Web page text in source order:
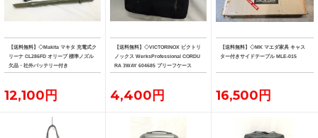
【送料無料】◇Makita マキタ 充電式ク
リーナ CL286FD オリーブ 標準ノズル
欠品・社外バッテリー付き
12,100円
【送料無料】◇VICTORINOX ビクトリ
ノックス WerksProfessional CORDU
RA 3WAY 604685 ブリーフケース
4,400円
【送料無料】◇MK マエダ家具 キャス
ター付きサイドテーブル MLE-015
16,500円